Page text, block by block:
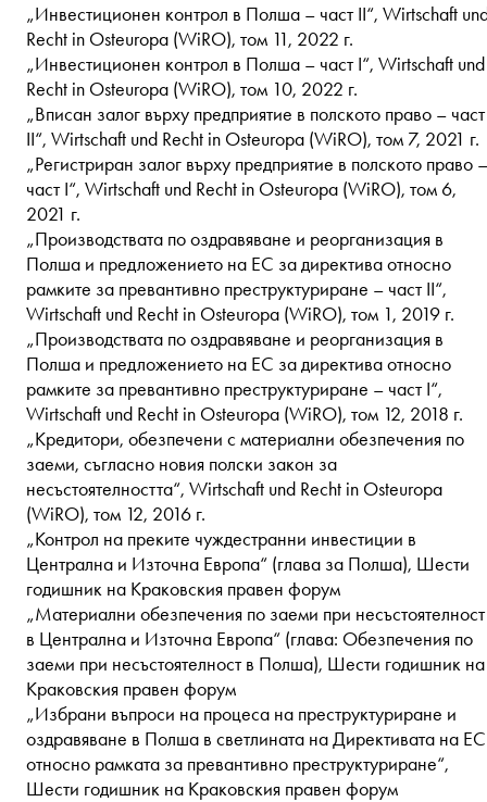
„Инвестиционен контрол в Полша – част II“, Wirtschaft
Recht in Osteuropa (WiRO), том 11, 2022 г.
„Инвестиционен контрол в Полша – част I“, Wirtschaft und
Recht in Osteuropa (WiRO), том 10, 2022 г.
„Вписан залог върху предприятие в полското право – част
II“, Wirtschaft und Recht in Osteuropa (WiRO), том 7, 2021 г.
„Регистриран залог върху предприятие в полското право –
част I“, Wirtschaft und Recht in Osteuropa (WiRO), том 6,
2021 г.
„Производствата по оздравяване и реорганизация в
Полша и предложението на ЕС за директива относно
рамките за превантивно преструктуриране – част II“,
Wirtschaft und Recht in Osteuropa (WiRO), том 1, 2019 г.
„Производствата по оздравяване и реорганизация в
Полша и предложението на ЕС за директива относно
рамките за превантивно преструктуриране – част I“,
Wirtschaft und Recht in Osteuropa (WiRO), том 12, 2018 г.
„Кредитори, обезпечени с материални обезпечения по
заеми, съгласно новия полски закон за
несъстоятелността“, Wirtschaft und Recht in Osteuropa
(WiRO), том 12, 2016 г.
„Контрол на преките чуждестранни инвестиции в
Централна и Източна Европа“ (глава за Полша), Шести
годишник на Краковския правен форум
„Материални обезпечения по заеми при несъстоятелност
в Централна и Източна Европа“ (глава: Обезпечения по
заеми при несъстоятелност в Полша), Шести годишник на
Краковския правен форум
„Избрани въпроси на процеса на преструктуриране и
оздравяване в Полша в светлината на Директивата на ЕС
относно рамката за превантивно преструктуриране“,
Шести годишник на Краковския правен форум